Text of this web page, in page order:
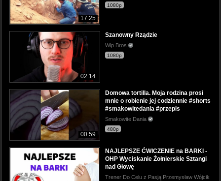
17:25
1080p
02:14
Szanowny Rządzie
Wip Bros
1080p
00:59
Domowa tortilla. Moja rodzina prosi
mnie o robienie jej codziennie #shorts
#smakowitedania #przepis
Smakowite Dania
480p
NAJLEPSZE ĆWICZENIE na BARKI -
OHP Wyciskanie Żołnierskie Sztangi
nad Głowę
Trener Do Celu z Pasją Przemysław Wójcik